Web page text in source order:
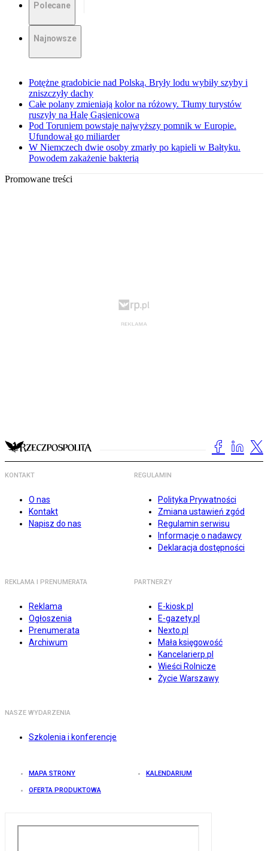
Polecane
Najnowsze
Potężne gradobicie nad Polską. Bryły lodu wybiły szyby i
zniszczyły dachy
Całe polany zmieniają kolor na różowy. Tłumy turystów
ruszyły na Halę Gąsienicową
Pod Toruniem powstaje najwyższy pomnik w Europie.
Ufundował go miliarder
W Niemczech dwie osoby zmarły po kąpieli w Bałtyku.
Powodem zakażenie bakterią
Promowane treści
KONTAKT
O nas
Kontakt
Napisz do nas
REGULAMIN
Polityka Prywatności
Zmiana ustawień zgód
Regulamin serwisu
Informacje o nadawcy
Deklaracja dostępności
REKLAMA I PRENUMERATA
Reklama
Ogłoszenia
Prenumerata
Archiwum
PARTNERZY
E-kiosk.pl
E-gazety.pl
Nexto.pl
Mała księgowość
Kancelarierp.pl
Wieści Rolnicze
Życie Warszawy
NASZE WYDARZENIA
Szkolenia i konferencje
MAPA STRONY KALENDARIUM
OFERTA PRODUKTOWA